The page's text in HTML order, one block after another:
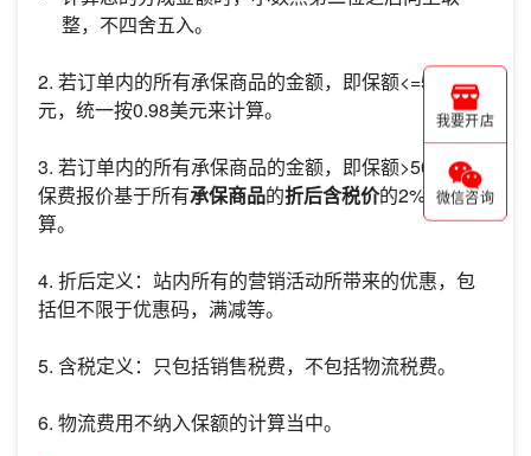
整，不四舍五入。
2. 若订单内的所有承保商品的金额，即保额<=50美
元，统一按0.98美元来计算。
3. 若订单内的所有承保商品的金额，即保额>50美元，
保费报价基于所有承保商品的折后含税价的2%来计
算。
4. 折后定义：站内所有的营销活动所带来的优惠，包
括但不限于优惠码，满减等。
5. 含税定义：只包括销售税费，不包括物流税费。
6. 物流费用不纳入保额的计算当中。
我要开店
微信咨询